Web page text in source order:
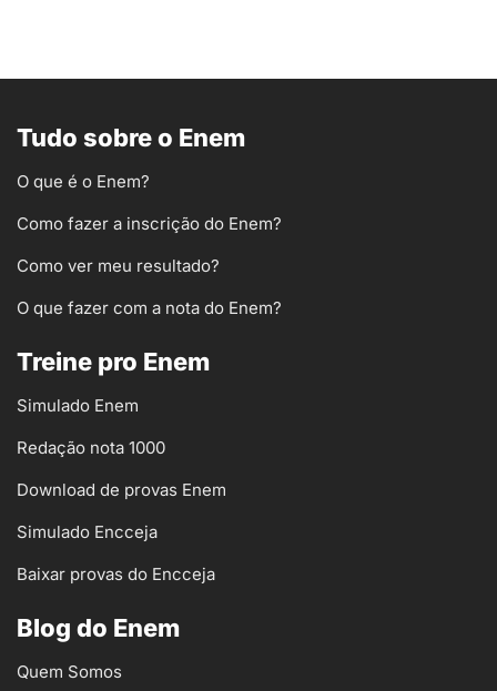
Tudo sobre o Enem
O que é o Enem?
Como fazer a inscrição do Enem?
Como ver meu resultado?
O que fazer com a nota do Enem?
Treine pro Enem
Simulado Enem
Redação nota 1000
Download de provas Enem
Simulado Encceja
Baixar provas do Encceja
Blog do Enem
Quem Somos